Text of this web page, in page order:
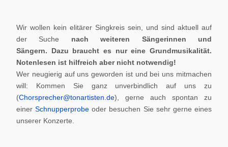
Wir wollen kein elitärer Singkreis sein, und sind aktuell auf
der Suche nach weiteren Sängerinnen und
Sängern. Dazu braucht es nur eine Grundmusikalität.
Notenlesen ist hilfreich aber nicht notwendig!
Wer neugierig auf uns geworden ist und bei uns mitmachen
will: Kommen Sie ganz unverbindlich auf uns zu
(Chorsprecher@tonartisten.de), gerne auch spontan zu
einerSchnupperprobe oder besuchen Sie sehr gerne eines
unserer Konzerte.